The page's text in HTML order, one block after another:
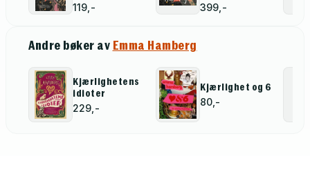
119,- 399,-
Andre bøker av Emma Hamberg
Kjærlighetens
idioter
229,-
Kjærlighet og 6
80,-